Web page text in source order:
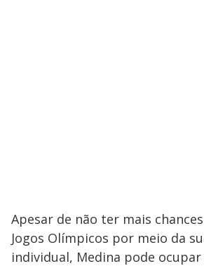
Apesar de não ter mais
Jogos Olímpicos por meio da
individual, Medina pode